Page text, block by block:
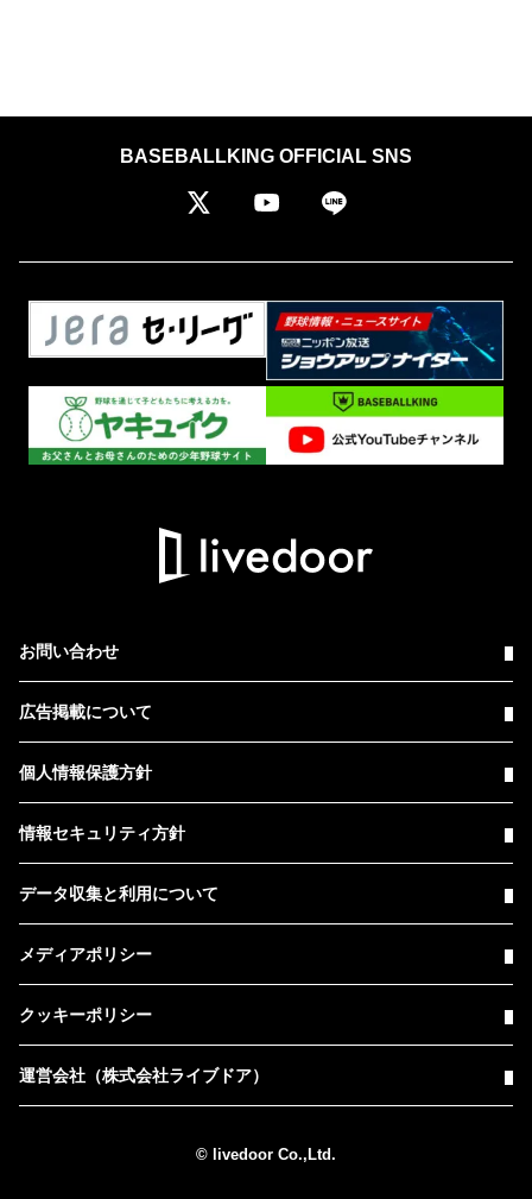
BASEBALLKING OFFICIAL SNS
お問い合わせ
広告掲載について
個人情報保護方針
情報セキュリティ方針
データ収集と利用について
メディアポリシー
クッキーポリシー
運営会社（株式会社ライブドア）
© livedoor Co.,Ltd.